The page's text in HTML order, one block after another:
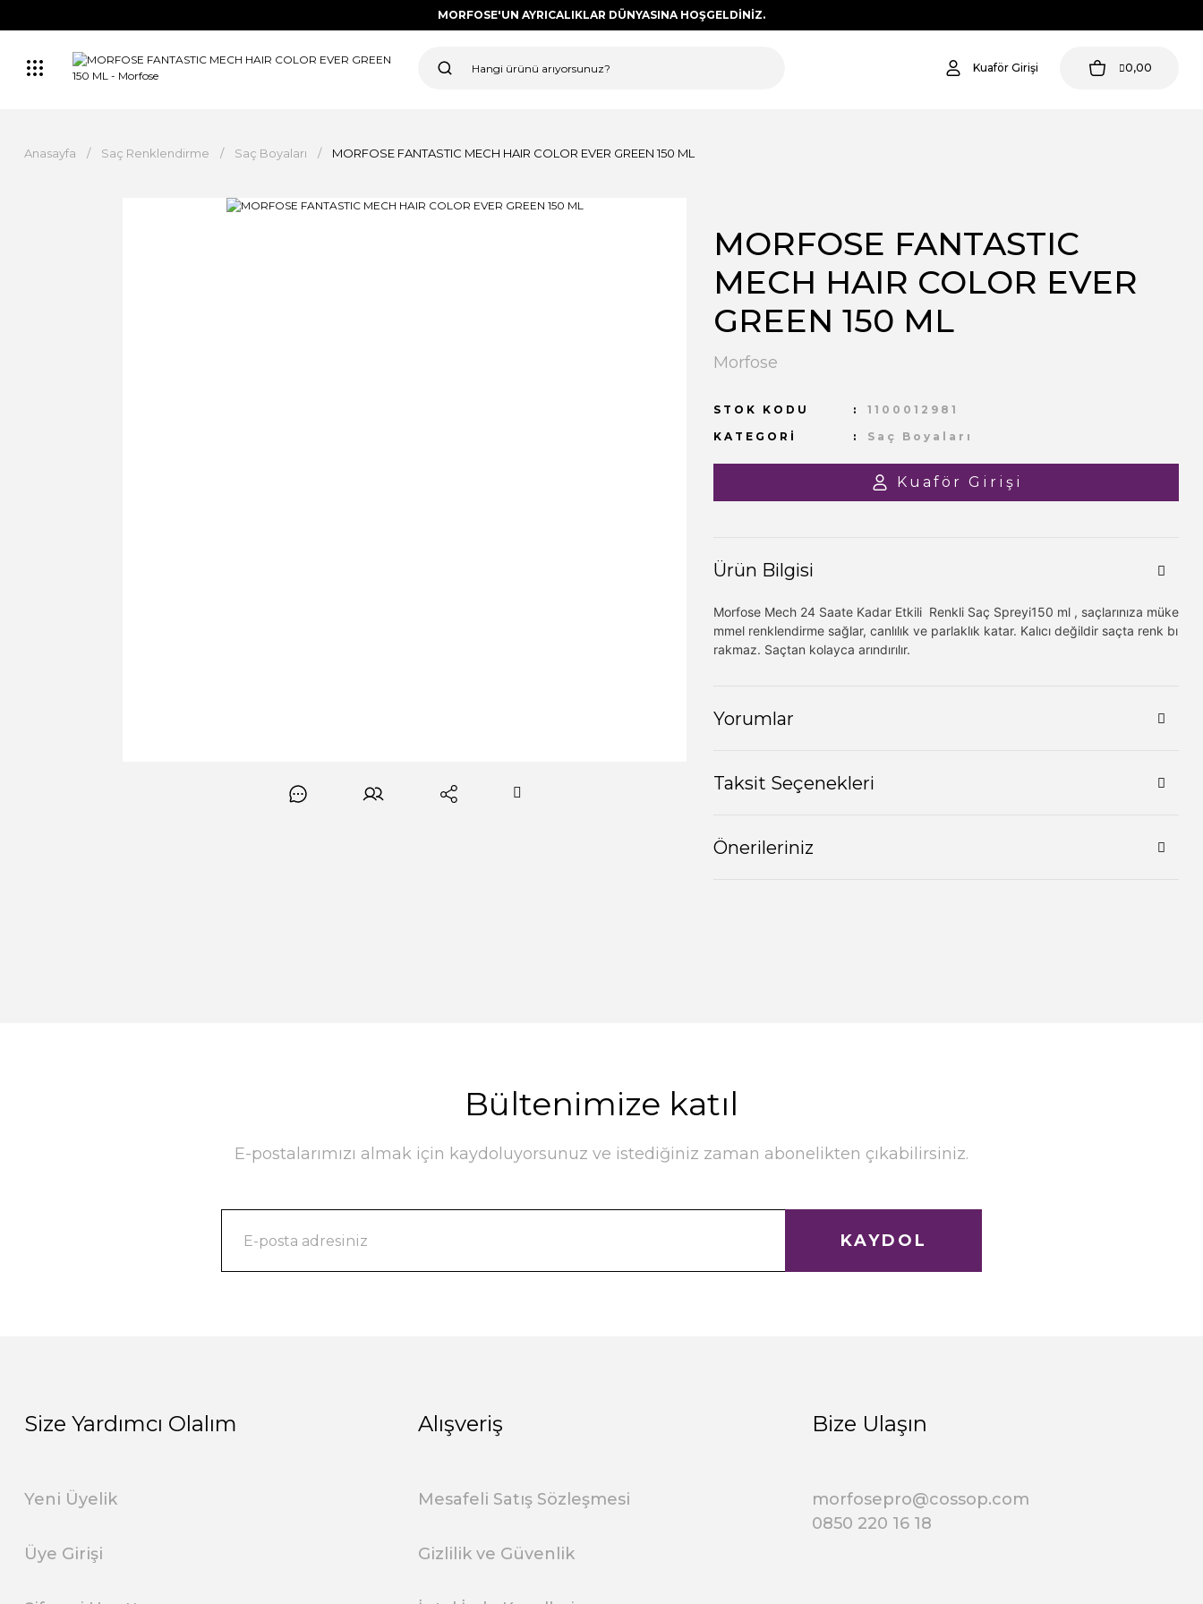
MORFOSE'UN AYRICALIKLAR DÜNYASINA HOŞGELDİNİZ.
Kuaför Girişi 0,00
Anasayfa Saç Renklendirme Saç Boyaları MORFOSE FANTASTIC MECH HAIR COLOR EVER GREEN 150 ML
MORFOSE FANTASTIC
MECH HAIR COLOR EVER
GREEN 150 ML
Morfose
STOK KODU
1100012981
KATEGORI
Saç Boyaları
Kuaför Girişi
Ürün Bilgisi
Morfose Mech 24 Saate Kadar Etkili Renkli Saç Spreyi150 ml , saçlarınıza müke
mmel renklendirme sağlar, canlılık ve parlaklık katar. Kalıcı değildir saçta renk bı
rakmaz. Saçtan kolayca arındırılır.
Yorumlar
Taksit Seçenekleri
Önerileriniz
Bültenimize katıl
E-postalarımızı almak için kaydoluyorsunuz ve istediğiniz zaman abonelikten çıkabilirsiniz.
KAYDOL
Size Yardımcı Olalım
Yeni Üyelik
Üye Girişi
Alışveriş
Mesafeli Satış Sözleşmesi
Gizlilik ve Güvenlik
Bize Ulaşın
morfosepro@cossop.com
0850 220 16 18